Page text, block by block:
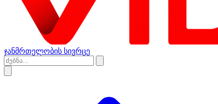
ჯანმრთელობის სივრცე